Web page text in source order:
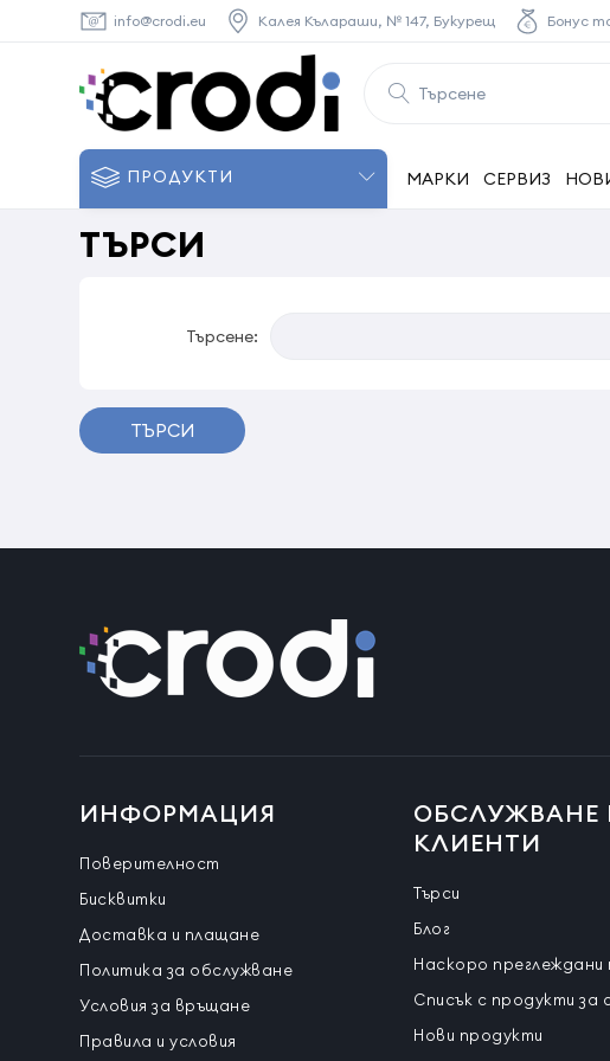
info@crodi.eu Калея Кълараши, № 147, Букурещ Бонус
ПРОДУКТИ МАРКИ СЕРВИЗ
ТЪРСИ
Търсене:
ТЪРСИ
ИНФОРМАЦИЯ
Поверителност
Бисквитки
Доставка и плащане
Политика за обслужване
Условия за връщане
Правила и условия
ОБСЛУЖВАНЕ
КЛИЕНТИ
Търси
Блог
Наскоро преглеждани
Списък с продукти за
Нови продукти